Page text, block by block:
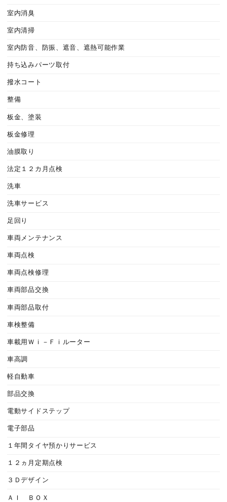
室内消臭
室内清掃
室内防音、防振、遮音、遮熱可能作業
持ち込みパーツ取付
撥水コート
整備
板金、塗装
板金修理
油膜取り
法定１２カ月点検
洗車
洗車サービス
足回り
車両メンテナンス
車両点検
車両点検修理
車両部品交換
車両部品取付
車検整備
車載用Ｗｉ－Ｆｉルーター
車高調
軽自動車
部品交換
電動サイドステップ
電子部品
１年間タイヤ預かりサービス
１２ヵ月定期点検
３Ｄデザイン
ＡＩ ＢＯＸ